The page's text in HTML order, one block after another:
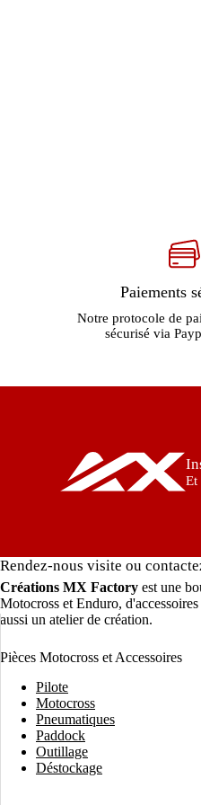
Paiements
Notre protocole de
sécurisé via
Et
Rendez-nous visite ou
Créations MX Factory est une
Motocross et Enduro,
aussi un atelier de création.
Pièces Motocross et Accessoires
Pilote
Motocross
Pneumatiques
Paddock
Outillage
Déstockage